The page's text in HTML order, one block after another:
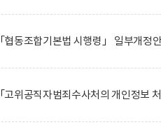
「협동조합기본법 시행령」 일부개정
「고위공직자범죄수사처의 개인정보